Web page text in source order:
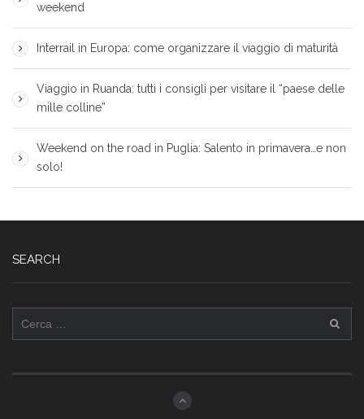
weekend
Interrail in Europa: come organizzare il viaggio di maturità
Viaggio in Ruanda: tutti i consigli per visitare il “paese delle
mille colline”
Weekend on the road in Puglia: Salento in primavera…e non
solo!
SEARCH
per: